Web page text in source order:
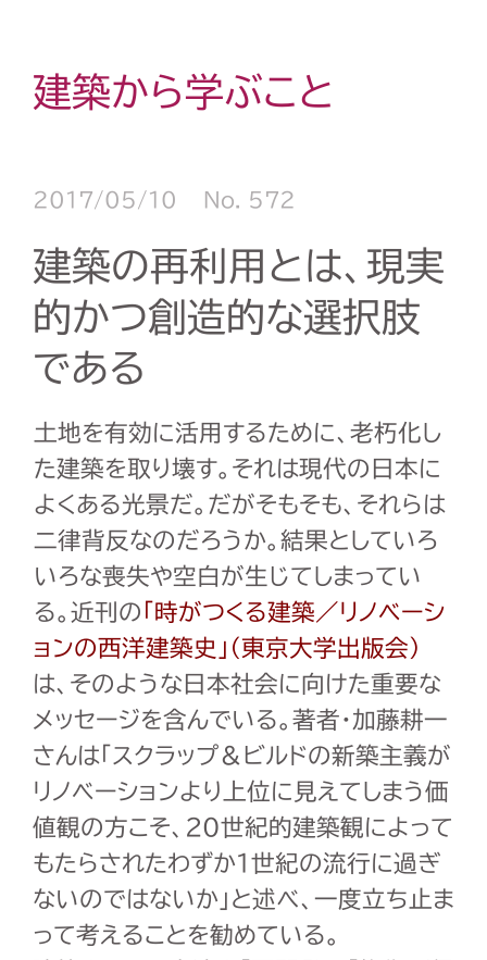
建築から学ぶこと
2017/05/10 No. 572
建築の再利用とは、現実
的かつ創造的な選択肢
である
土地を有効に活用するために、老朽化し
た建築を取り壊す。それは現代の日本に
よくある光景だ。だがそもそも、それらは
二律背反なのだろうか。結果としていろ
いろな喪失や空白が生じてしまってい
る。近刊の 「時がつくる建築／リノベーシ
ョンの西洋建築史」（東京大学出版会）
は、そのような日本社会に向けた重要な
メッセージを含んでいる。著者・加藤耕一
さんは「スクラップ＆ビルドの新築主義が
リノベーションより上位に見えてしまう価
値観の方こそ、20世紀的建築観によって
もたらされたわずか1世紀の流行に過ぎ
ないのではないか」と述べ、一度立ち止ま
って考えることを勧めている。